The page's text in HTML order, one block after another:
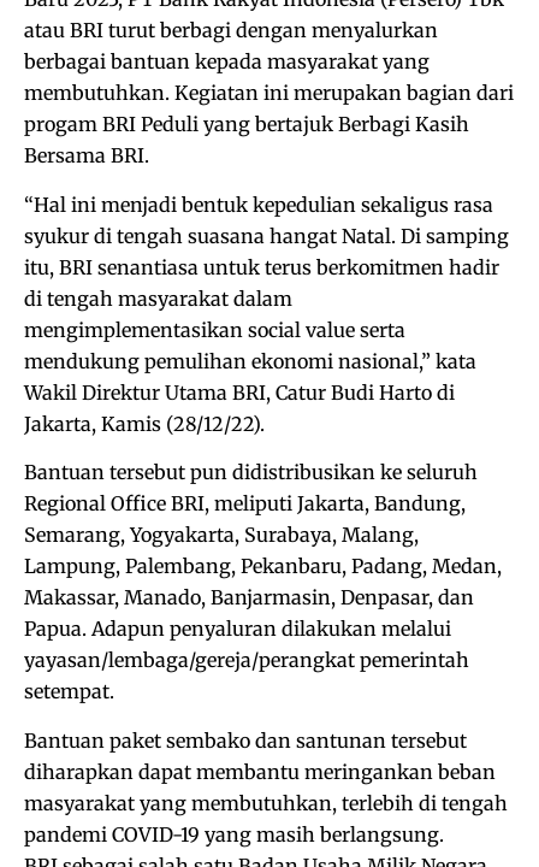
atau BRI turut berbagi dengan menyalurkan
berbagai bantuan kepada masyarakat yang
membutuhkan. Kegiatan ini merupakan bagian dari
progam BRI Peduli yang bertajuk Berbagi Kasih
Bersama BRI.
“Hal ini menjadi bentuk kepedulian sekaligus rasa
syukur di tengah suasana hangat Natal. Di samping
itu, BRI senantiasa untuk terus berkomitmen hadir
di tengah masyarakat dalam
mengimplementasikan social value serta
mendukung pemulihan ekonomi nasional,” kata
Wakil Direktur Utama BRI, Catur Budi Harto di
Jakarta, Kamis (28/12/22).
Bantuan tersebut pun didistribusikan ke seluruh
Regional Office BRI, meliputi Jakarta, Bandung,
Semarang, Yogyakarta, Surabaya, Malang,
Lampung, Palembang, Pekanbaru, Padang, Medan,
Makassar, Manado, Banjarmasin, Denpasar, dan
Papua. Adapun penyaluran dilakukan melalui
yayasan/lembaga/gereja/perangkat pemerintah
setempat.
Bantuan paket sembako dan santunan tersebut
diharapkan dapat membantu meringankan beban
masyarakat yang membutuhkan, terlebih di tengah
pandemi COVID-19 yang masih berlangsung.